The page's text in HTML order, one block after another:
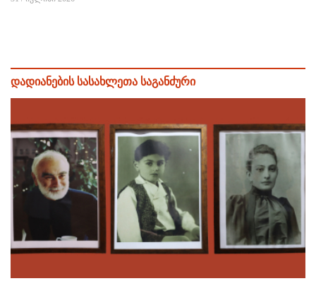
დადიანების სასახლეთა საგანძური